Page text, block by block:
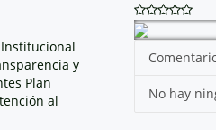
y
Plan
al
No hay